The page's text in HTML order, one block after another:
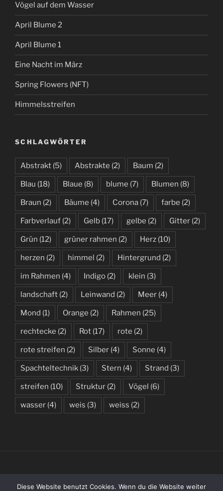
Vögel auf dem Wasser
April Blume 2
April Blume 1
Eine Nacht im März
Spring Flowers (NFT)
Himmelsstreifen
SCHLAGWÖRTER
Abstrakt (5) Abstrakte (2) Baum (2)
Blau (18) Blaue (8) blume (7) Blumen (8)
Braun (2) Bäume (4) Corona (7) farbe (2)
Farbverlauf (2) Gelb (17) gelbe (2) Gitter (2)
Grün (12) grüner rahmen (2) Herz (10)
herzen (2) himmel (2) Hintergrund (2)
im Rahmen (4) Indigo (2) klein (3)
landschaft (2) Leinwand (2) Meer (4)
Mond (1) Orange (2) Rahmen (25)
rechtecke (2) Rot (17) rote (2)
rote streifen (2) Silber (4) Sonne (4)
Spachteltechnik (3) Stern (4) Strand (3)
streifen (10) Struktur (2) Vögel (6)
wasser (4) weis (3) weiss (2)
(C) 2019 – 2026 BY KATHARINA WENZLAFF
Diese Website benutzt Cookies. Wenn du die Website weiter